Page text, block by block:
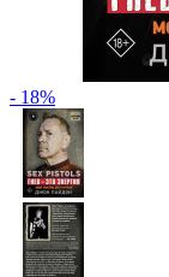
- 18%